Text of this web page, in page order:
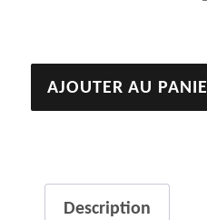
quantité
de
AJOUTER AU
Description